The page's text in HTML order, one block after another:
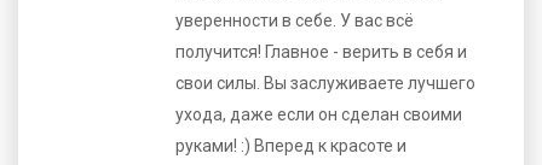
уверенности в себе. У вас всё
получится! Главное - верить в себя и
свои силы. Вы заслуживаете лучшего
ухода, даже если он сделан своими
руками! :) Вперед к красоте и